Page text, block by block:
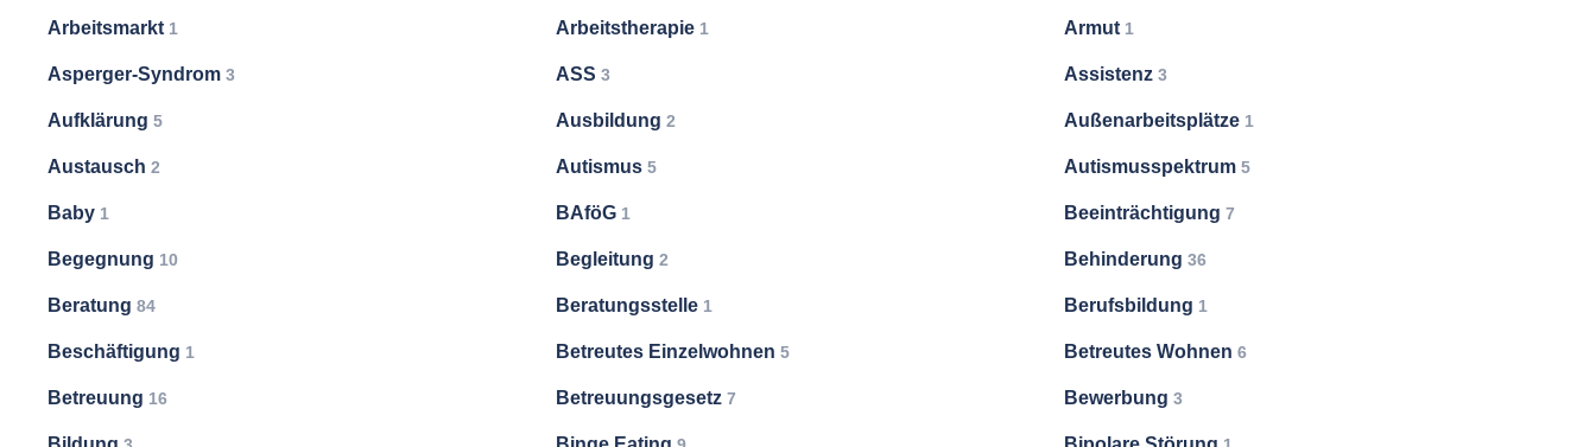
Arbeitsmarkt 1 Arbeitstherapie 1 Armut 1
Asperger-Syndrom 3 ASS 3 Assistenz 3
Aufklärung 5 Ausbildung 2 Außenarbeitsplätze 1
Austausch 2 Autismus 5 Autismusspektrum 5
Baby 1 BAföG 1 Beeinträchtigung 7
Begegnung 10 Begleitung 2 Behinderung 36
Beratung 84 Beratungsstelle 1 Berufsbildung 1
Beschäftigung 1 Betreutes Einzelwohnen 5 Betreutes Wohnen 6
Betreuung 16 Betreuungsgesetz 7 Bewerbung 3